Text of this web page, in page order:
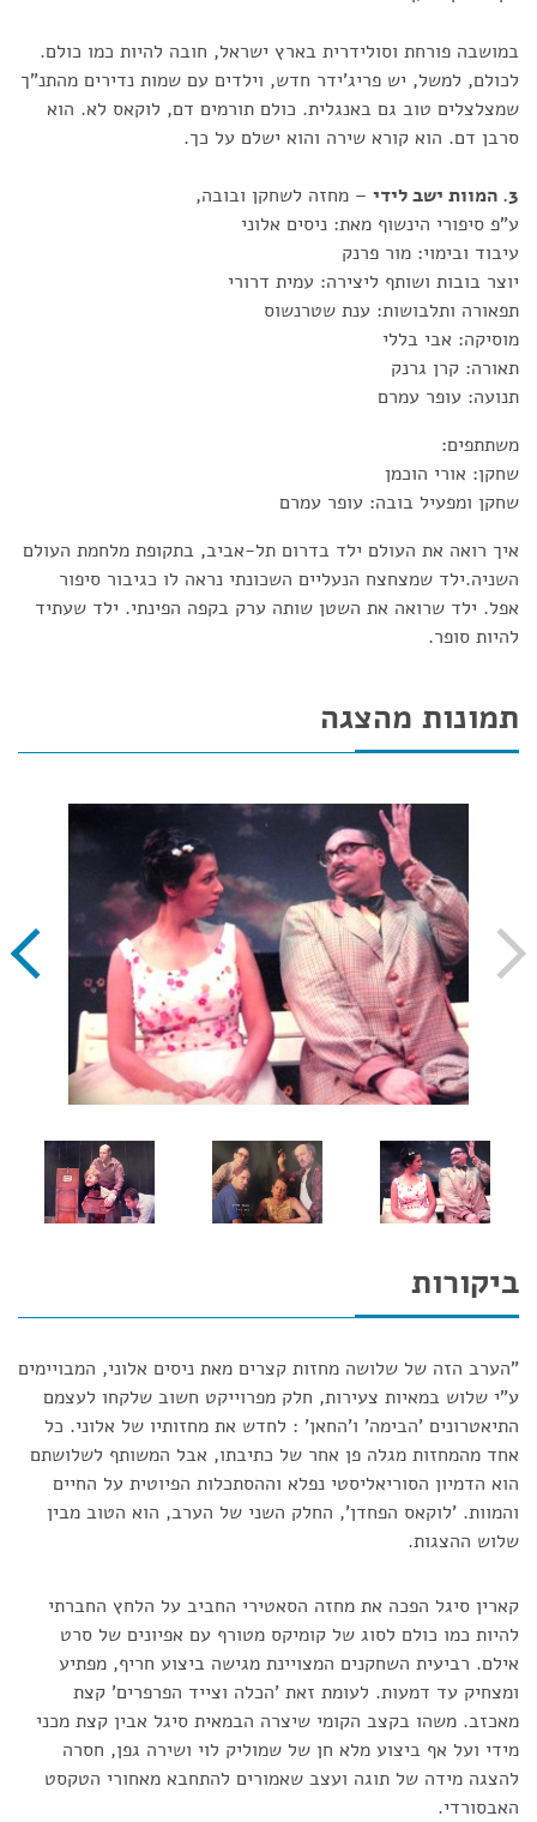
במושבה פורחת וסולידרית בארץ ישראל, חובה להיות כמו כולם.
לכולם, למשל, יש פריג'ידר חדש, וילדים עם שמות נדירים מהתנ"ך
שמצלצלים טוב גם באנגלית. כולם תורמים דם, לוקאס לא. הוא
סרבן דם. הוא קורא שירה והוא ישלם על כך.
3. המוות ישב לידי
– מחזה לשחקן ובובה,
ע"פ סיפורי הינשוף מאת: ניסים אלוני
עיבוד ובימוי: מור פרנק
יוצר בובות ושותף ליצירה: עמית דרורי
תפאורה ותלבושות: ענת שטרנשוס
מוסיקה: אבי בללי
תאורה: קרן גרנק
תנועה: עופר עמרם
משתתפים:
שחקן: אורי הוכמן
שחקן ומפעיל בובה: עופר עמרם
איך רואה את העולם ילד בדרום תל-אביב, בתקופת מלחמת העולם
השניה.ילד שמצחצח הנעליים השכונתי נראה לו כגיבור סיפור
אפל. ילד שרואה את השטן שותה ערק בקפה הפינתי. ילד שעתיד
להיות סופר.
תמונות מהצגה
ביקורות
"הערב הזה של שלושה מחזות קצרים מאת ניסים אלוני, המבויימים
ע"י שלוש במאיות צעירות, חלק מפרוייקט חשוב שלקחו לעצמם
התיאטרונים 'הבימה' ו'החאן' : לחדש את מחזותיו של אלוני. כל
אחד מהמחזות מגלה פן אחר של כתיבתו, אבל המשותף לשלושתם
הוא הדמיון הסוריאליסטי נפלא וההסתכלות הפיוטית על החיים
והמוות. 'לוקאס הפחדן', החלק השני של הערב, הוא הטוב מבין
שלוש ההצגות.
קארין סיגל הפכה את מחזה הסאטירי החביב על הלחץ החברתי
להיות כמו כולם לסוג של קומיקס מטורף עם אפיונים של סרט
אילם. רביעית השחקנים המצויינת מגישה ביצוע חריף, מפתיע
ומצחיק עד דמעות. לעומת זאת 'הכלה וצייד הפרפרים' קצת
מאכזב. משהו בקצב הקומי שיצרה הבמאית סיגל אבין קצת מכני
מידי ועל אף ביצוע מלא חן של שמוליק לוי ושירה גפן, חסרה
להצגה מידה של תוגה ועצב שאמורים להתחבא מאחורי הטקסט
האבסורדי.